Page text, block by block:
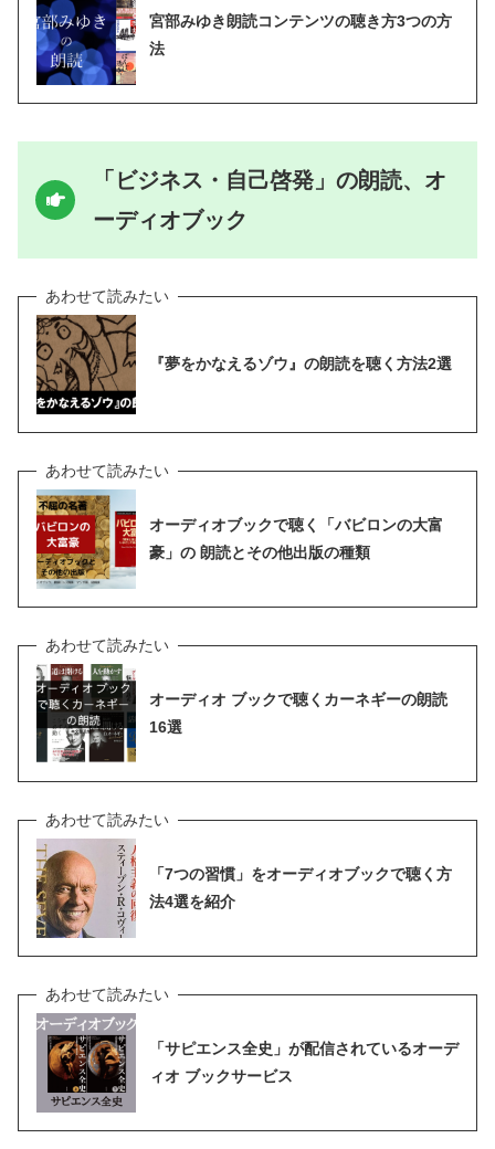
宮部みゆき朗読コンテンツの聴き方3つの方
法
「ビジネス・自己啓発」の朗読、オ
ーディオブック
『夢をかなえるゾウ』の朗読を聴く方法2選
オーディオブックで聴く「バビロンの大富
豪」の 朗読とその他出版の種類
オーディオ ブックで聴くカーネギーの朗読
16選
「7つの習慣」をオーディオブックで聴く方
法4選を紹介
「サピエンス全史」が配信されているオーデ
ィオ ブックサービス